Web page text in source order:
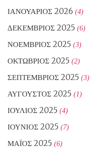
ΙΑΝΟΥΆΡΙΟΣ 2026 (4)
ΔΕΚΈΜΒΡΙΟΣ 2025 (6)
ΝΟΈΜΒΡΙΟΣ 2025 (3)
ΟΚΤΏΒΡΙΟΣ 2025 (2)
ΣΕΠΤΈΜΒΡΙΟΣ 2025 (3)
ΑΎΓΟΥΣΤΟΣ 2025 (1)
ΙΟΎΛΙΟΣ 2025 (4)
ΙΟΎΝΙΟΣ 2025 (7)
ΜΆΙΟΣ 2025 (6)